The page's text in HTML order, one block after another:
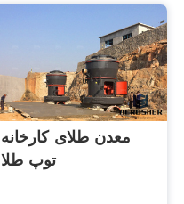
معدن طلای کارخانه
توپ طلا